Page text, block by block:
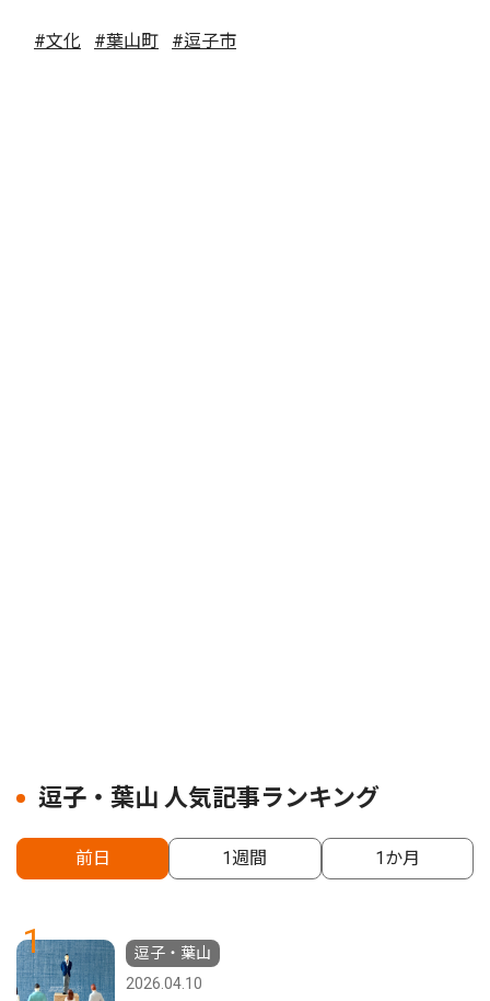
#文化 #葉山町 #逗子市
逗子・葉山 人気記事ランキング
前日 1週間 1か月
1
逗子・葉山
2026.04.10